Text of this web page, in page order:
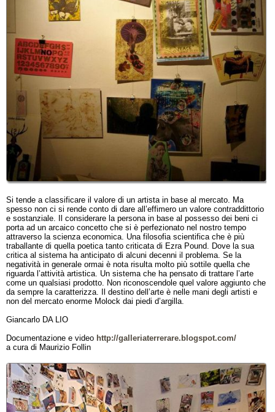
Si tende a classificare il valore di un artista in base al mercato. Ma
spesso non ci si rende conto di dare all’effimero un valore contraddittorio
e sostanziale. Il considerare la persona in base al possesso dei beni ci
porta ad un arcaico concetto che si è perfezionato nel nostro tempo
attraverso la scienza economica. Una filosofia scientifica che è più
traballante di quella poetica tanto criticata di Ezra Pound. Dove la sua
critica al sistema ha anticipato di alcuni decenni il problema. Se la
negatività in generale ormai è nota risulta molto più sottile quella che
riguarda l’attività artistica. Un sistema che ha pensato di trattare l’arte
come un qualsiasi prodotto. Non riconoscendole quel valore aggiunto che
da sempre la caratterizza. Il destino dell’arte è nelle mani degli artisti e
non del mercato enorme Molock dai piedi d’argilla.
Giancarlo DA LIO
Documentazione e video http://galleriaterrerare.blogspot.com/
a cura di Maurizio Follin